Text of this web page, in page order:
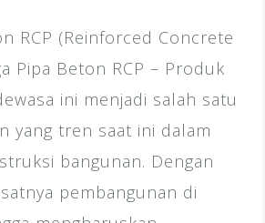
RCP (Reinforced Concrete
Pipa Beton RCP – Produk
ini menjadi salah satu
yang tren saat ini dalam
bangunan. Dengan
pembangunan di